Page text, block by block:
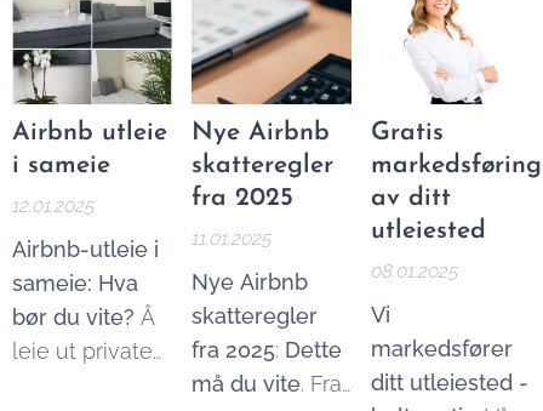
ønsker å
anbefale
videre. Her er ti
tips for å øke
sjansen for
flere bookinger
trenger å vite
om utleie i
egen bolig.
inntektskilde,
men det kan
også være
tidkrevende.
For å gjøre livet
og øke
inntjeningspotensialet,
finnes det
smarte
tid, men det
krever
planlegging,
analyse og god
økonomisk
styring.
Spania kan
være en
lønnsom
investering,
men det krever
også god
planlegging og
kjennskap til
regler. Enten du
allerede eier
en bolig i
Airbnb utleie
i sameie
12.01.2025
Airbnb-utleie i
sameie: Hva
bør du vite? Å
leie ut private
Nye Airbnb
skatteregler
fra 2025
11.01.2025
Nye Airbnb
skatteregler
fra 2025: Dette
må du vite. Fra
Gratis
markedsføring
av ditt
utleiested
08.01.2025
Vi
markedsfører
ditt utleiested -